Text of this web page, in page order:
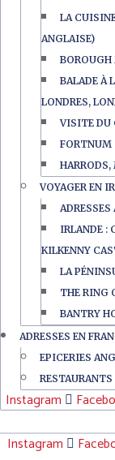
LA
ANGLAISE)
BOROUGH
BALADE À
LONDRES,
VISITE DU
FORTNUM
VOYAGER EN
IRLANDE :
KILKENNY
LA
THE RING
BANTRY
ADRESSES EN
EPICERIES
Instagram
Instagram